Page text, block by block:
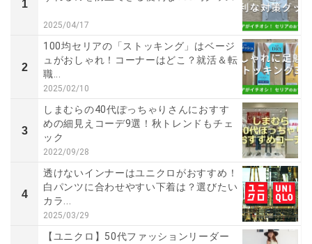
1
2025/04/17
2
100均セリアの「ストッキング」はベージ
ュがおしゃれ！コーナーはどこ？就活＆転
職...
2025/02/10
3
しまむらの40代ぽっちゃりさんにおすす
めの細見えコーデ9選！秋トレンドもチェ
ック
2022/09/28
4
透けないインナーはユニクロがおすすめ！
白パンツに合わせやすい下着は？選びたい
カラ...
2025/03/29
【ユニクロ】50代ファッションリーダー